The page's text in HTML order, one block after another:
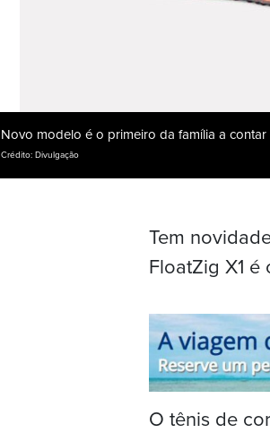
Novo modelo é o primeiro da família a
Crédito: Divulgação
Tem
FloatZig X1
O tênis de